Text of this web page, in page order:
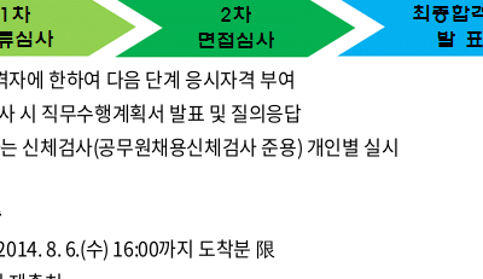
자에 한하여 다음 단계 응시자격 부여
시 직무수행계획서 발표 및 질의응답
신체검사(공무원채용신체검사 준용) 개인별 실시
8. 6.(수) 16:00까지 도착분 限